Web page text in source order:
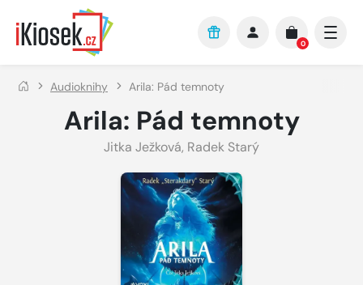
Přejít na hlavní obsah
0
Audioknihy Arila: Pád temnoty
Arila: Pád temnoty
Jitka Ježková, Radek Starý